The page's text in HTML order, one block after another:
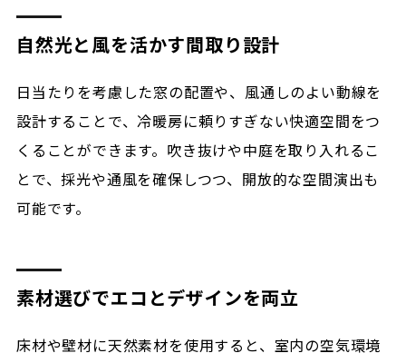
自然光と風を活かす間取り設計
日当たりを考慮した窓の配置や、風通しのよい動線を
設計することで、冷暖房に頼りすぎない快適空間をつ
くることができます。吹き抜けや中庭を取り入れるこ
とで、採光や通風を確保しつつ、開放的な空間演出も
可能です。
素材選びでエコとデザインを両立
床材や壁材に天然素材を使用すると、室内の空気環境